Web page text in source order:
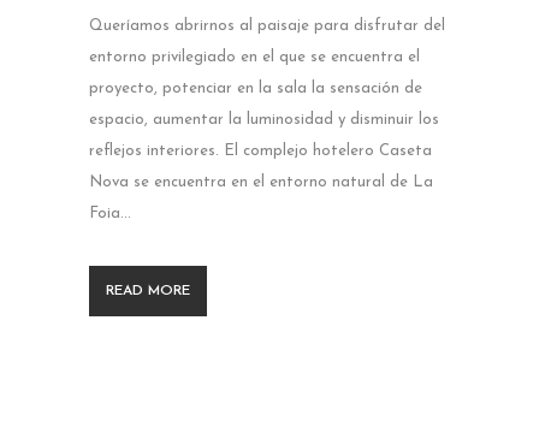
Queríamos abrirnos al paisaje para disfrutar del
entorno privilegiado en el que se encuentra el
proyecto, potenciar en la sala la sensación de
espacio, aumentar la luminosidad y disminuir los
reflejos interiores. El complejo hotelero Caseta
Nova se encuentra en el entorno natural de La
Foia...
READ MORE